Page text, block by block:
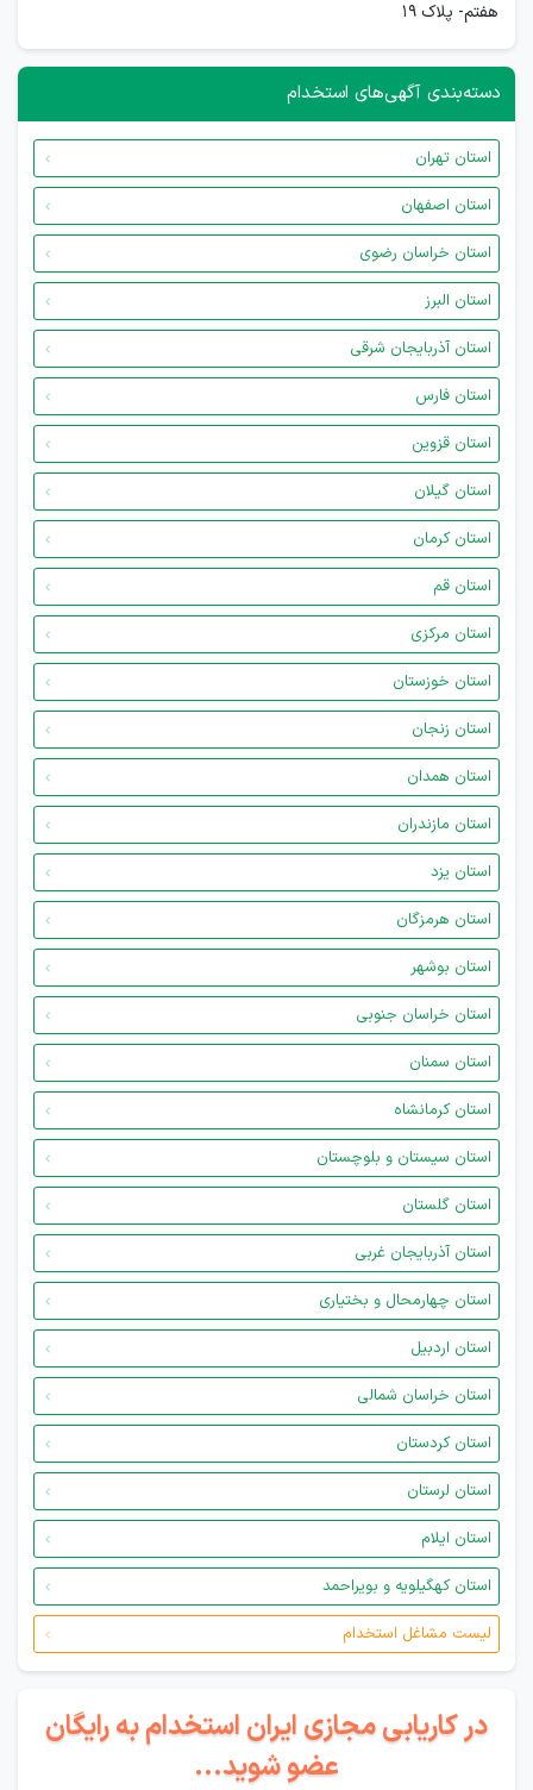
هفتم- پلاک 19
دسته‌بندی آگهی‌های استخدام
استان تهران
استان اصفهان
استان خراسان رضوی
استان البرز
استان آذربایجان شرقی
استان فارس
استان قزوین
استان گیلان
استان کرمان
استان قم
استان مرکزی
استان خوزستان
استان زنجان
استان همدان
استان مازندران
استان یزد
استان هرمزگان
استان بوشهر
استان خراسان جنوبی
استان سمنان
استان کرمانشاه
استان سیستان و بلوچستان
استان گلستان
استان آذربایجان غربی
استان چهارمحال و بختیاری
استان اردبیل
استان خراسان شمالی
استان کردستان
استان لرستان
استان ایلام
استان کهگیلویه و بویراحمد
لیست مشاغل استخدام
در کاریابی مجازی ایران استخدام به رایگان
عضو شوید...